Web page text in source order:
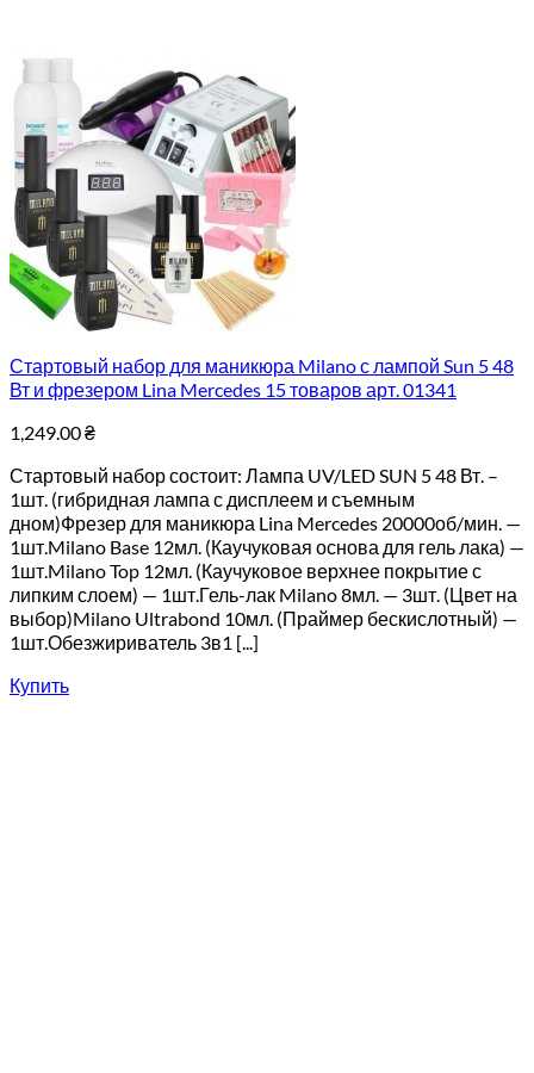
Стартовый набор для маникюра Milano с лампой Sun 5 48
Вт и фрезером Lina Mercedes 15 товаров арт. 01341
1,249.00₴
Стартовый набор состоит: Лампа UV/LED SUN 5 48 Вт. –
1шт. (гибридная лампа с дисплеем и съемным
дном)Фрезер для маникюра Lina Mercedes 20000об/мин. —
1шт.Milano Base 12мл. (Каучуковая основа для гель лака) —
1шт.Milano Top 12мл. (Каучуковое верхнее покрытие с
липким слоем) — 1шт.Гель-лак Milano 8мл. — 3шт. (Цвет на
выбор)Milano Ultrabond 10мл. (Праймер бескислотный) —
1шт.Обезжириватель 3в1 [...]
Купить